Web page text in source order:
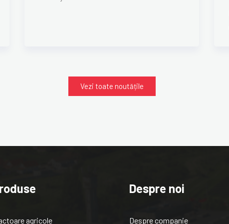
Vezi toate noutățile
agricole
Despre noi
Despre companie